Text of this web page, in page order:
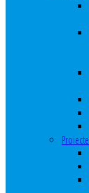
Proiecte